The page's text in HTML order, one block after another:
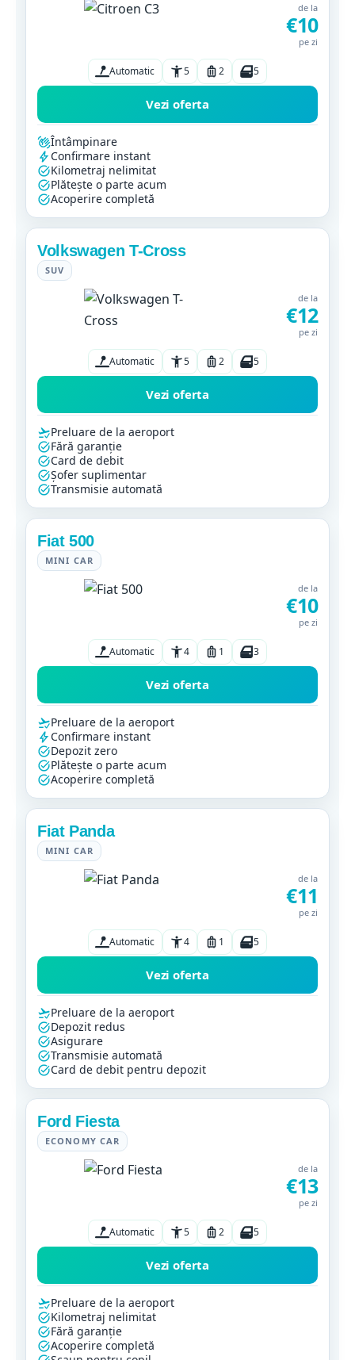
de la
€10
pe zi
Automatic 5 2 5
Vezi oferta
Întâmpinare
Confirmare instant
Kilometraj nelimitat
Plătește o parte acum
Acoperire completă
Volkswagen T-Cross
SUV
de la
€12
pe zi
Automatic 5 2 5
Vezi oferta
Preluare de la aeroport
Fără garanție
Card de debit
Șofer suplimentar
Transmisie automată
Fiat 500
MINI CAR
de la
€10
pe zi
Automatic 4 1 3
Vezi oferta
Preluare de la aeroport
Confirmare instant
Depozit zero
Plătește o parte acum
Acoperire completă
Fiat Panda
MINI CAR
de la
€11
pe zi
Automatic 4 1 5
Vezi oferta
Preluare de la aeroport
Depozit redus
Asigurare
Transmisie automată
Card de debit pentru depozit
Ford Fiesta
ECONOMY CAR
de la
€13
pe zi
Automatic 5 2 5
Vezi oferta
Preluare de la aeroport
Kilometraj nelimitat
Fără garanție
Acoperire completă